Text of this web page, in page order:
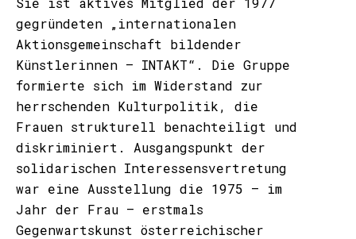
gegründeten „internationalen
Aktionsgemeinschaft bildender
Künstlerinnen – INTAKT“. Die Gruppe
formierte sich im Widerstand zur
herrschenden Kulturpolitik, die
Frauen strukturell benachteiligt und
diskriminiert. Ausgangspunkt der
solidarischen Interessensvertretung
war eine Ausstellung die 1975 – im
Jahr der Frau – erstmals
Gegenwartskunst österreichischer